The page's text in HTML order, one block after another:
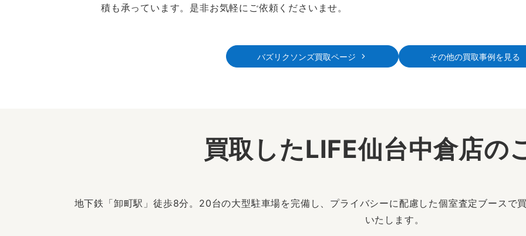
積も承っています。是非お気軽にご依頼くださいませ。
バズリクソンズ買取ページ その他の買取事例を見る
買取したLIFE仙台中倉店の
地下鉄「卸町駅」徒歩8分。20台の大型駐車場を完備し、プライバシーに配慮した個室査定ブースで
いたします。